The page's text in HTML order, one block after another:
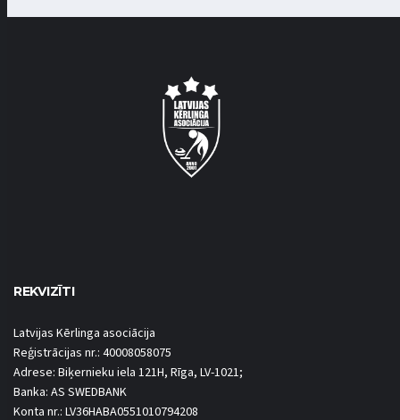
REKVIZĪTI
Latvijas Kērlinga asociācija
Reģistrācijas nr.: 40008058075
Adrese: Biķernieku iela 121H, Rīga, LV-1021;
Banka: AS SWEDBANK
Konta nr.: LV36HABA0551010794208